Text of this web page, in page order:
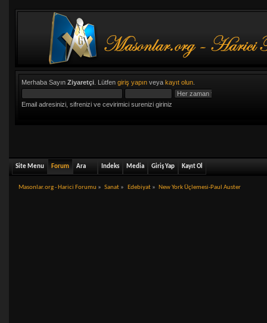
Merhaba Sayın Ziyaretçi. Lütfen giriş yapınveya kayıt olun.
Email adresinizi, sifrenizi ve cevirimici surenizi giriniz
Site Menu Forum Ara Indeks Media Giriş Yap Kayıt Ol
Masonlar.org - Harici Forumu » Sanat » Edebiyat» New York Üçlemesi-Paul Auster